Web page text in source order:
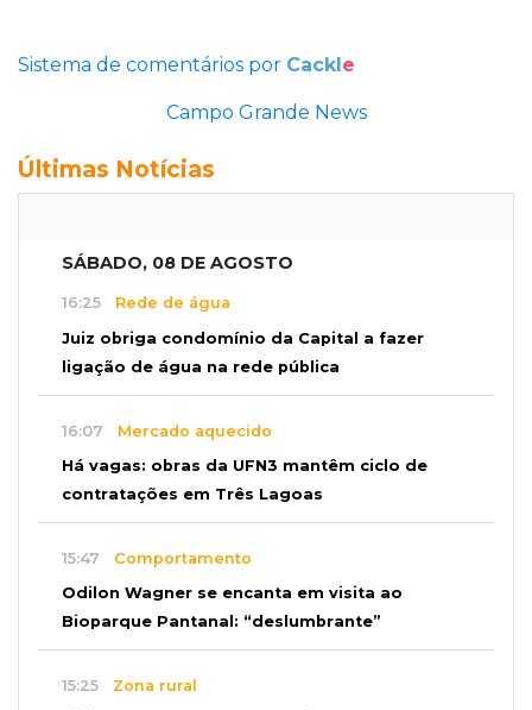
Sistema de comentários por Cackle
Campo Grande News
Últimas Notícias
SÁBADO, 08 DE AGOSTO
16:25 Rede de água
Juiz obriga condomínio da Capital a fazer
ligação de água na rede pública
16:07 Mercado aquecido
Há vagas: obras da UFN3 mantêm ciclo de
contratações em Três Lagoas
15:47 Comportamento
Odilon Wagner se encanta em visita ao
Bioparque Pantanal: “deslumbrante”
15:25 Zona rural